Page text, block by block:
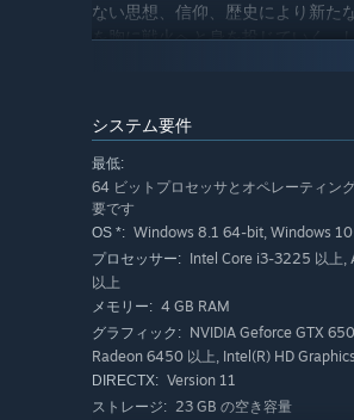
ない思想、信仰、歴史により新た
を胸に戦火へと身を投じていく。
あろう。このルーナジアで起きた
敵国も大陸制覇を目指し様々な戦
６勢力でそれぞれ異なる様々なス
え、メインモードクリア後に開
メインモード
６つの勢力のいずれかを選び、史
チャレンジモード
1人の君主と9人の騎士、自らが選
システム要件
最低:
64 ビットプロセッサとオペレーティン
要です
OS *: Windows 8.1 64-bit, Windows
プロセッサー: Intel Core i3-3225 以上
以上
メモリー: 4 GB RAM
グラフィック: NVIDIA Geforce GTX
Radeon 6450 以上, Intel(R) HD
DIRECTX: Version 11
ストレージ: 23 GB の空き容量